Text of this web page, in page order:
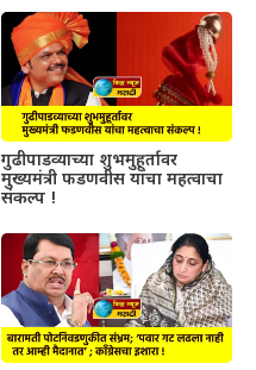
गुढीपाडव्याच्या शुभमुहूर्तावर
मुख्यमंत्री फडणवीस यांचा महत्वाचा
संकल्प !